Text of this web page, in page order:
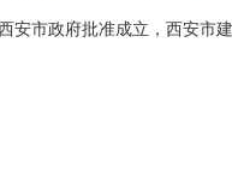
市政府批准成立，西安